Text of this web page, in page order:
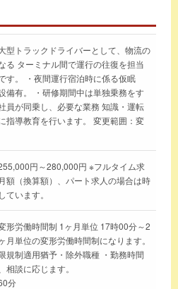
型トラックドライバーとして、物流の
る ターミナル間で運行の往復を担当
す。 ・夜間運行宿泊時に係る仮眠
備有。 ・研修期間中は単独乗務をす
員が同乗し、必要な業務 知識・運転
指導教育を行います。 変更範囲：変
円～280,000円 ※フルタイム求
額（換算額）、パート求人の場合は時
ています。
形労働時間制 1ヶ月単位 17時00分～2
月単位の変形労働時間制になります。
規制適用猶予・除外職種 ・勤務時間
相談に応じます。
分